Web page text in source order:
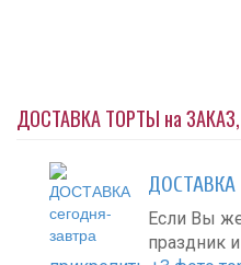
ДОСТАВКА ТОРТЫ на ЗАКАЗ,
ДОСТАВКА
Если Вы
праздник